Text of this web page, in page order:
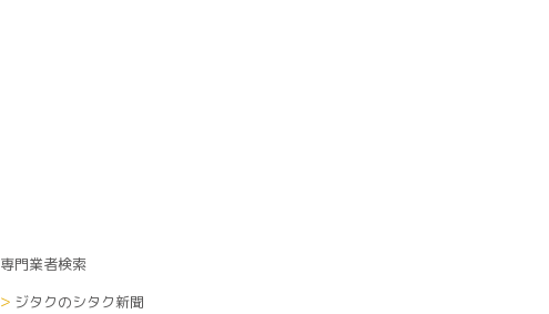
専門業者検索
ジタクのシタク新聞